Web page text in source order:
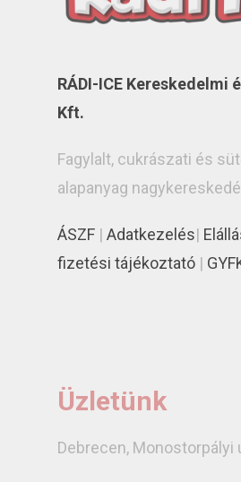
RÁDI-ICE Kereskedelmi
Kft.
Fagylalt, cukrászati és
alapanyag
ÁSZF | Adatkezelés|
fizetési tájékoztató |
Üzletünk
Debrecen, Monostorpályi